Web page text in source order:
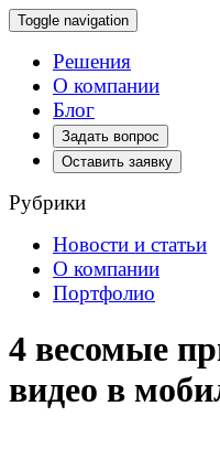
Toggle navigation
Решения
О компании
Блог
Задать вопрос
Оставить заявку
Рубрики
Новости и статьи
О компании
Портфолио
4 весомые
видео в